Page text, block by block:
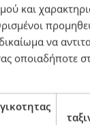
και
να
οποιαδήποτε